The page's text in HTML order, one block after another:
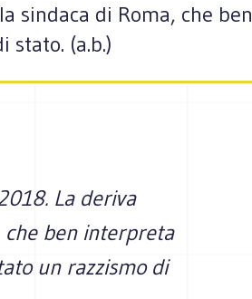
sindaca di Roma, che ben
stato. (a.b.)
La deriva
che ben interpreta
un razzismo di